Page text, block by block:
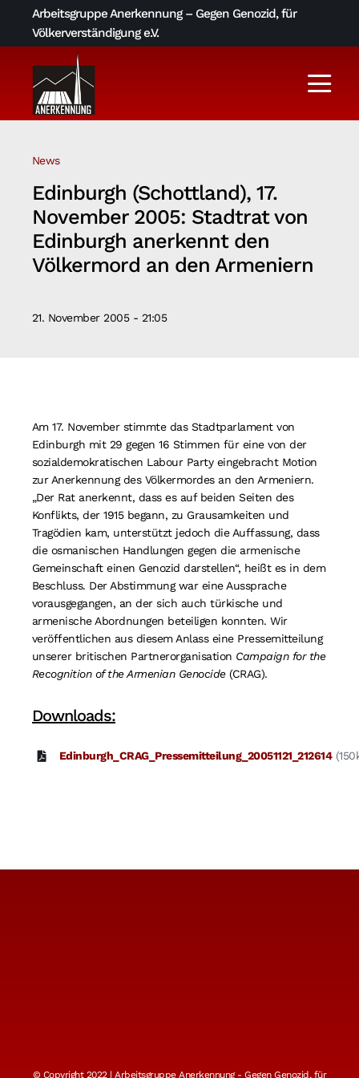
Arbeitsgruppe Anerkennung – Gegen Genozid, für
Völkerverständigung e.V.
Über uns
AGA-Archiv
News
Edinburgh (Schottland), 17.
November 2005: Stadtrat von
Edinburgh anerkennt den
Völkermord an den Armeniern
21. November 2005 - 21:05
Am 17. November stimmte das Stadtparlament von
Edinburgh mit 29 gegen 16 Stimmen für eine von der
sozialdemokratischen Labour Party eingebracht Motion
zur Anerkennung des Völkermordes an den Armeniern.
„Der Rat anerkennt, dass es auf beiden Seiten des
Konflikts, der 1915 begann, zu Grausamkeiten und
Tragödien kam, unterstützt jedoch die Auffassung, dass
die osmanischen Handlungen gegen die armenische
Gemeinschaft einen Genozid darstellen“, heißt es in dem
Beschluss. Der Abstimmung war eine Aussprache
vorausgegangen, an der sich auch türkische und
armenische Abordnungen beteiligen konnten. Wir
veröffentlichen aus diesem Anlass eine Pressemitteilung
unserer britischen Partnerorganisation Campaign for the
Recognition of the Armenian Genocide(CRAG).
Downloads:
Edinburgh_CRAG_Pressemitteilung_20051121_212614
© Copyright 2022 | Arbeitsgruppe Anerkennung - Gegen Genozid, für